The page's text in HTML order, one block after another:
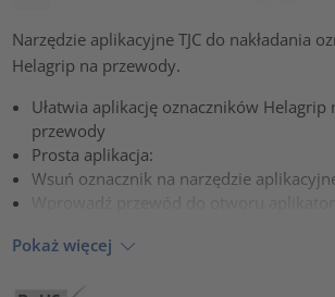
Narzędzie aplikacyjne TJC do nakładania
Helagrip na przewody.
Ułatwia aplikację oznaczników Helagrip
przewody
Prosta aplikacja:
Wsuń oznacznik na narzędzie
Pokaż więcej